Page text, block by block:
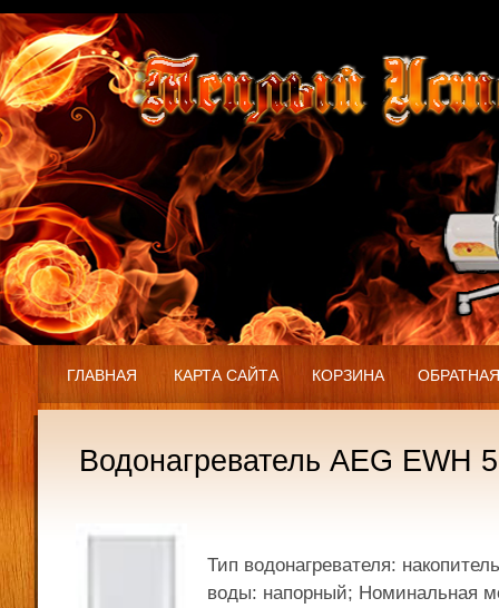
ГЛАВНАЯ КАРТА САЙТА КОРЗИНА
Водонагреватель AEG EWH
Тип водонагревателя:
воды: напорный; Номинальная